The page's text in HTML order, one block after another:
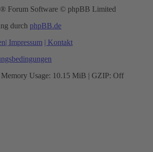
® Forum Software © phpBB Limited
durch phpBB.de
| Impressum | Kontakt
Memory Usage: 10.15 MiB | GZIP: Off